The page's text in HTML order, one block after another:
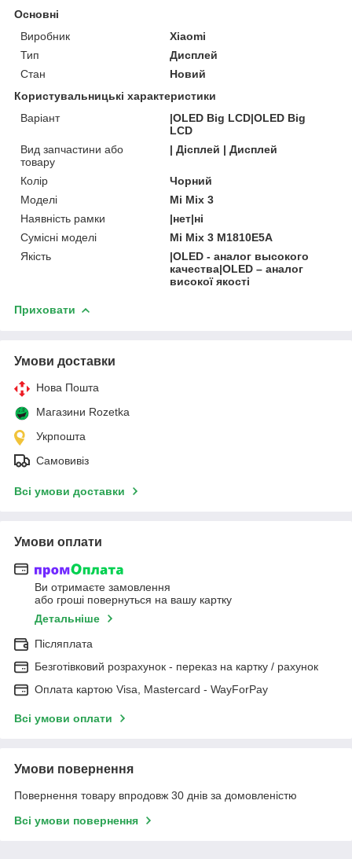
Основні
Виробник
Xiaomi
Тип
Дисплей
Стан
Новий
Користувальницькі характеристики
Варіант
|OLED Big LCD|OLED Big
LCD
Вид запчастини або
товару
| Дісплей | Дисплей
Колір
Чорний
Моделі
Mi Mix 3
Наявність рамки
|нет|ні
Сумісні моделі
Mi Mix 3 M1810E5A
Якість
|OLED - аналог высокого
качества|OLED – аналог
високої якості
Приховати
Умови доставки
Нова Пошта
Магазини Rozetka
Укрпошта
Самовивіз
Всі умови доставки
Умови оплати
Ви отримаєте замовлення
або гроші повернуться на вашу картку
Детальніше
Післяплата
Безготівковий розрахунок - переказ на картку / рахунок
Оплата картою Visa, Mastercard - WayForPay
Всі умови оплати
Умови повернення
Повернення товару впродовж 30 днів за домовленістю
Всі умови повернення